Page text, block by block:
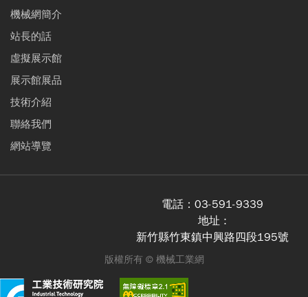
機械網簡介
站長的話
虛擬展示館
展示館展品
技術介紹
聯絡我們
網站導覽
電話： 03-591-9339
地址 :
新竹縣竹東鎮中興路四段195號
版權所有 © 機械工業網